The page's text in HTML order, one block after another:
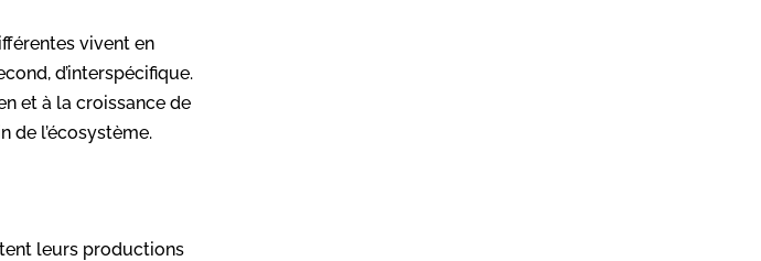
vivent en
d’interspécifique.
et à la croissance de
de l’écosystème.
leurs productions